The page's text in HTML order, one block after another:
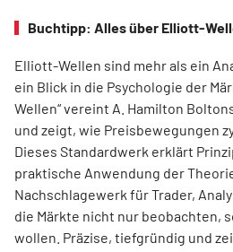
Buchtipp: Alles über Elliott-
Elliott-Wellen sind mehr als ein
ein Blick in die Psychologie der
Wellen“ vereint A. Hamilton
und zeigt, wie Preisbewegungen
Dieses Standardwerk erklärt
praktische Anwendung der
Nachschlagewerk für Trader,
die Märkte nicht nur beobachten,
wollen. Präzise, tiefgründig und